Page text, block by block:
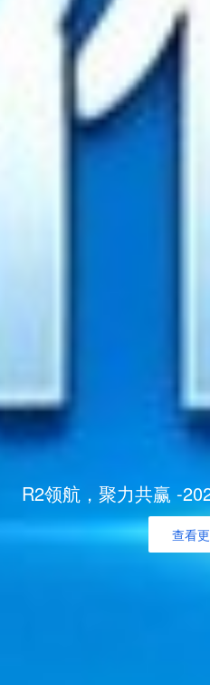
R2领航，聚力共赢 -
查看